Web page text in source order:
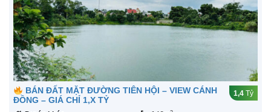
BÁN ĐẤT MẶT ĐƯỜNG TIÊN HỘI – VIEW CÁNH
ĐỒNG – GIÁ CHỈ 1,X TỶ
1,4 Tỷ